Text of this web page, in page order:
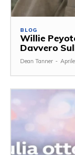
BLOG
Willie
Davvero
Dean Tanner -